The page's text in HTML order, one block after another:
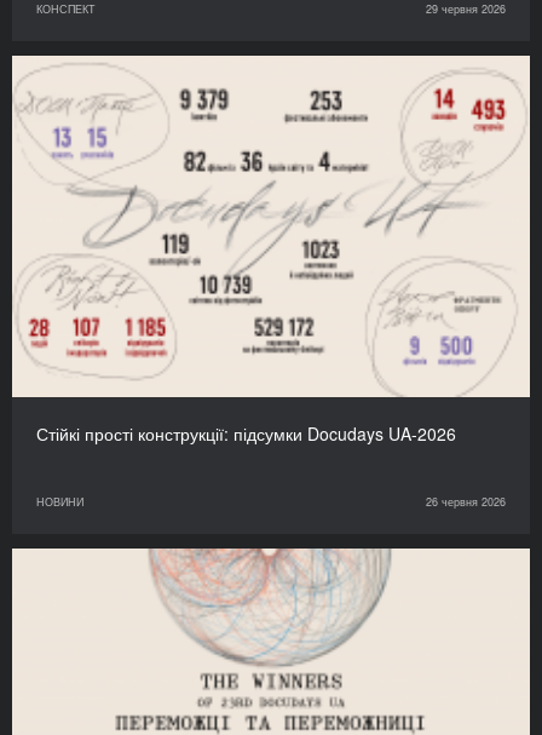
КОНСПЕКТ 29 червня 2026
Стійкі прості конструкції: підсумки Docudays UA-2026
НОВИНИ 26 червня 2026